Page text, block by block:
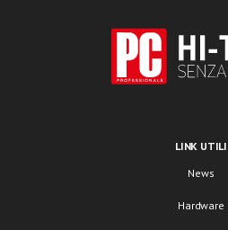
LINK UTILI
News
Hardware